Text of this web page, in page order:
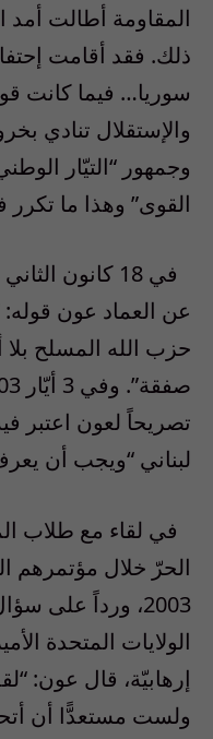
المقاومة أطالت أمد
ذلك. فقد أقامت
سوريا… فيما كانت
والإستقلال تنادي
وجمهور “التيّار
القوى” وهذا ما تكرر في
عن العماد عون قوله:
حزب الله المسلح
تصريحاً لعون اعتبر
لبناني “ويجب أن
في لقاء مع طلاب
2003، ورداً على
الولايات المتحدة
إرهابيّة، قال عون:
ولست مستعدًّا أن